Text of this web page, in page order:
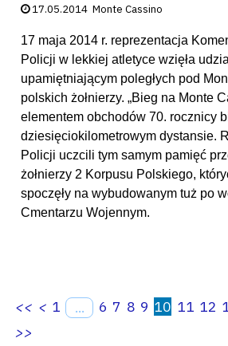
Data publikacji:
17.05.2014Monte Cassino
17 maja 2014 r. reprezentacja
Policji w lekkiej atletyce wzięła
upamiętniającym poległych pod
polskich żołnierzy. „Bieg na Monte
elementem obchodów 70. rocznicy
dziesięciokilometrowym dystansie.
Policji uczcili tym samym pamięć
żołnierzy 2 Korpusu Polskiego,
spoczęły na wybudowanym tuż po
Cmentarzu Wojennym.
<< < 1 ... 6 7 8 9 10 11 12
>>